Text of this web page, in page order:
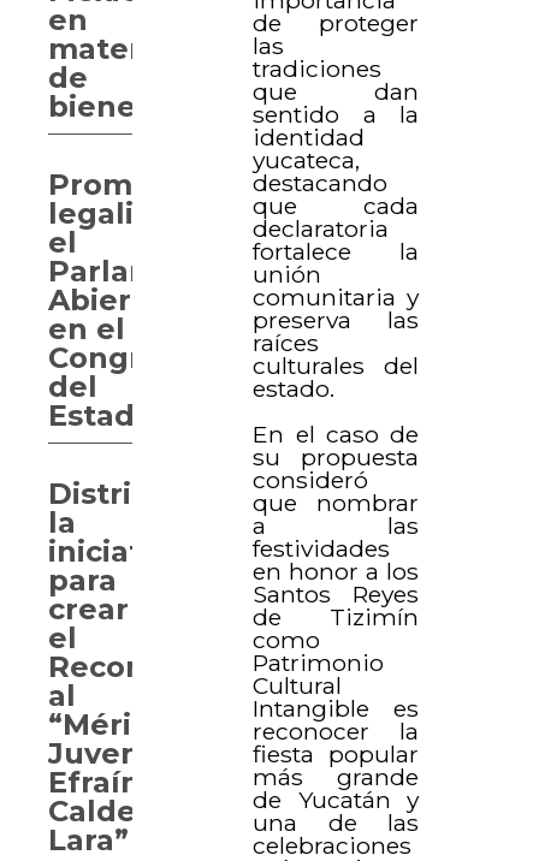
de proteger
las
tradiciones
que dan
sentido a la
identidad
yucateca,
destacando
que cada
declaratoria
fortalece la
unión
comunitaria y
preserva las
raíces
culturales del
estado.
En el caso de
su propuesta
consideró
que nombrar
a las
festividades
en honor a los
Santos Reyes
de Tizimín
como
Patrimonio
Cultural
Intangible es
reconocer la
fiesta popular
más grande
de Yucatán y
una de las
celebraciones
en
materia
de
bienestar
Promueven
legalizar
el
Parlamento
Abierto
en el
Congreso
del
Estado
Distribuyen
la
iniciativa
para
crear
el
Reconocimiento
al
“Mérito
Juvenil,
Efraín
Calderón
Lara”